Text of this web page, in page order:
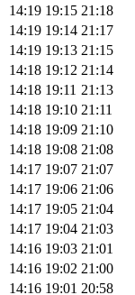
14:19 19:15 21:18
14:19 19:14 21:17
14:19 19:13 21:15
14:18 19:12 21:14
14:18 19:11 21:13
14:18 19:10 21:11
14:18 19:09 21:10
14:18 19:08 21:08
14:17 19:07 21:07
14:17 19:06 21:06
14:17 19:05 21:04
14:17 19:04 21:03
14:16 19:03 21:01
14:16 19:02 21:00
14:16 19:01 20:58